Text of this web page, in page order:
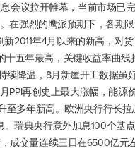
会议拉开帷幕，当前市场已
在强烈的鹰派预期下，各期
2011年4月以来的新高，对
五年最高，关键收益率曲线
续降温，8月新屋开工数据虽
PPI再创史上最大涨幅，能源
至多年新高。欧洲央行行长
瑞典央行意外加息100个基
成交量连续三日在6500亿元